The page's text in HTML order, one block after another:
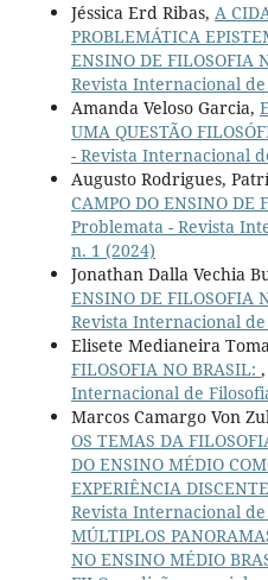
Jéssica Erd Ribas, A
PROBLEMÁTICA
ENSINO DE FILOSOFIA
Revista Internacional
Amanda Veloso Garcia,
UMA QUESTÃO
- Revista Internacional
Augusto Rodrigues,
CAMPO DO ENSINO DE
Problemata - Revista
n. 1 (2024)
Jonathan Dalla Vechia
ENSINO DE FILOSOFIA
Revista Internacional
Elisete Medianeira
FILOSOFIA NO BRASIL: ,
Internacional de
Marcos Camargo Von
OS TEMAS DA
DO ENSINO MÉDIO
EXPERIÊNCIA
Revista Internacional de
MÚLTIPLOS
NO ENSINO MÉDIO